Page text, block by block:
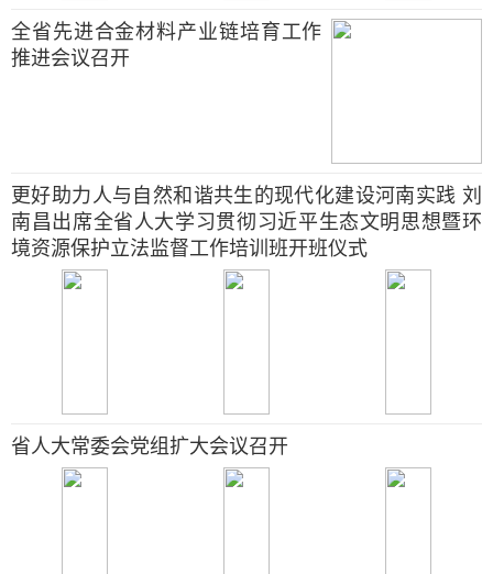
全省先进合金材料产业链培育工作
推进会议召开
更好助力人与自然和谐共生的现代化建设河南实践 刘
南昌出席全省人大学习贯彻习近平生态文明思想暨环
境资源保护立法监督工作培训班开班仪式
省人大常委会党组扩大会议召开